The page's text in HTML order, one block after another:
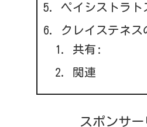
ペイシストラト
クレイステネス
共有:
関連
スポンサー